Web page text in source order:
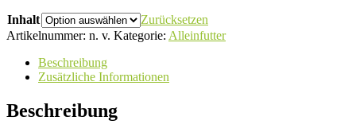
Inhalt
Zurücksetzen
Artikelnummer: n. v. Kategorie: Alleinfutter
Beschreibung
Zusätzliche Informationen
Beschreibung